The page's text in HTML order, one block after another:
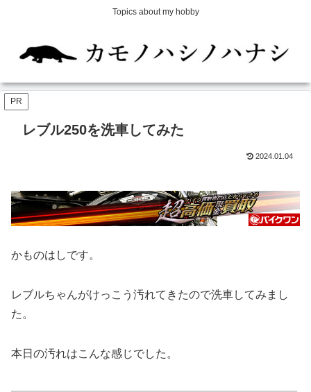
Topics about my hobby
PR
レブル250を洗車してみた
2024.01.04
かものはしです。
レブルちゃんがけっこう汚れてきたので洗車してみまし
た。
本日の汚れはこんな感じでした。